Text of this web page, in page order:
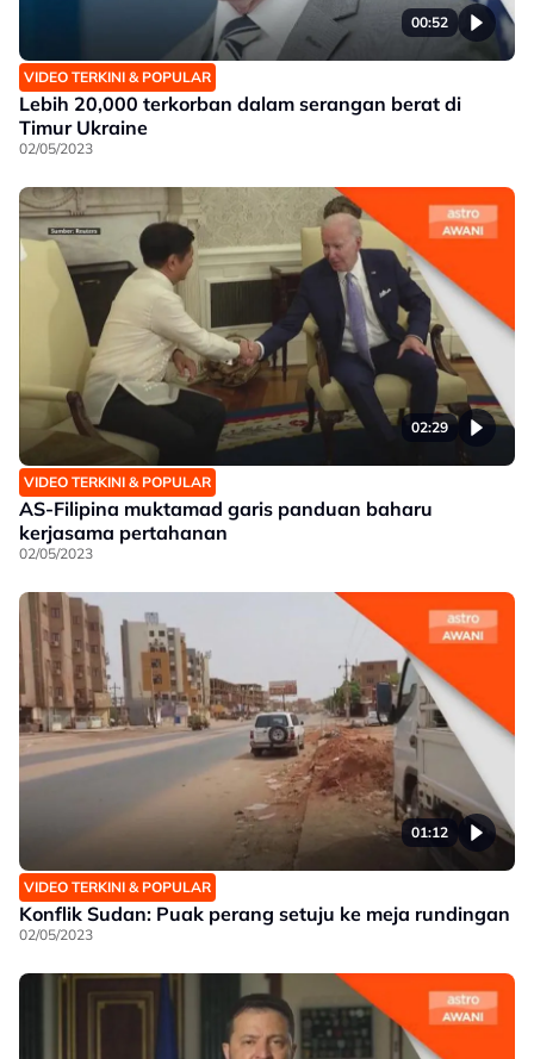
00:52
VIDEO TERKINI & POPULAR
Lebih 20,000 terkorban dalam serangan berat di
Timur Ukraine
02/05/2023
02:29
VIDEO TERKINI & POPULAR
AS-Filipina muktamad garis panduan baharu
kerjasama pertahanan
02/05/2023
01:12
VIDEO TERKINI & POPULAR
Konflik Sudan: Puak perang setuju ke meja rundingan
02/05/2023